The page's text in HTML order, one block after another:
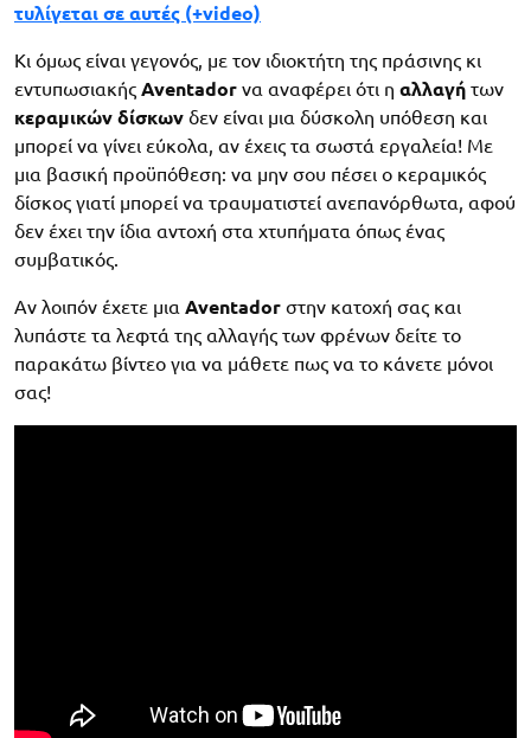
τυλίγεται σε αυτές (+video)
Κι όμως είναι γεγονός, με τον ιδιοκτήτη της πράσινης κι
εντυπωσιακής Aventador να αναφέρει ότι η αλλαγή των
κεραμικών δίσκων δεν είναι μια δύσκολη υπόθεση και
μπορεί να γίνει εύκολα, αν έχεις τα σωστά εργαλεία! Με
μια βασική προϋπόθεση: να μην σου πέσει ο κεραμικός
δίσκος γιατί μπορεί να τραυματιστεί ανεπανόρθωτα, αφού
δεν έχει την ίδια αντοχή στα χτυπήματα όπως ένας
συμβατικός.
Αν λοιπόν έχετε μια Aventador στην κατοχή σας και
λυπάστε τα λεφτά της αλλαγής των φρένων δείτε το
παρακάτω βίντεο για να μάθετε πως να το κάνετε μόνοι
σας!